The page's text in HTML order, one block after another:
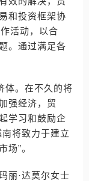
和投资框架协
活动，以合
。通过满足各
体。在不久的将
强经济，贸
学习和鼓励企
将致力于建立
场”。
丽·达莫尔女士